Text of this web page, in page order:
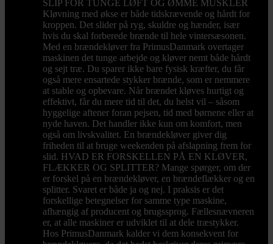
SLIP FOR TUNGE LØFT OG ØMME MUSKLER
Kløvning med økse er både tidskrævende og hårdt for
kroppen. Det slider på ryg, skuldre og hænder, især
hvis du skal forberede brænde til hele vintersæsonen.
Med en brændekløver fra PrimusDanmark overtager
maskinen det tunge arbejde og kløver nemt både hårdt
og sejt træ. Du sparer ikke bare fysisk kræfter, du får
også mere ensartede stykker brænde, som er nemmere
at stable og opbevare. Når brændet kløves hurtigt og
effektivt, får du mere tid til det, du helst vil – såsom
hyggelige aftener foran pejsen, tid med børnene eller at
nyde haven. Det handler ikke kun om komfort, men
også om livskvalitet. En brændekløver giver dig
friheden til at bruge weekenden på afslapning frem for
slid. HVAD ER FORSKELLEN PÅ EN KLØVER,
FLÆKKER OG SPLITTER? Mange spørger, om der
er forskel på en brændekløver, en brændeflækker og en
splitter. Svaret er både ja og nej. I praksis er det
forskellige betegnelser for samme type maskine,
afhængig af producent og brugssprog. Fællesnævneren
er, at alle maskiner er udviklet til at dele træstykker.
Hos PrimusDanmark kalder vi dem konsekvent for